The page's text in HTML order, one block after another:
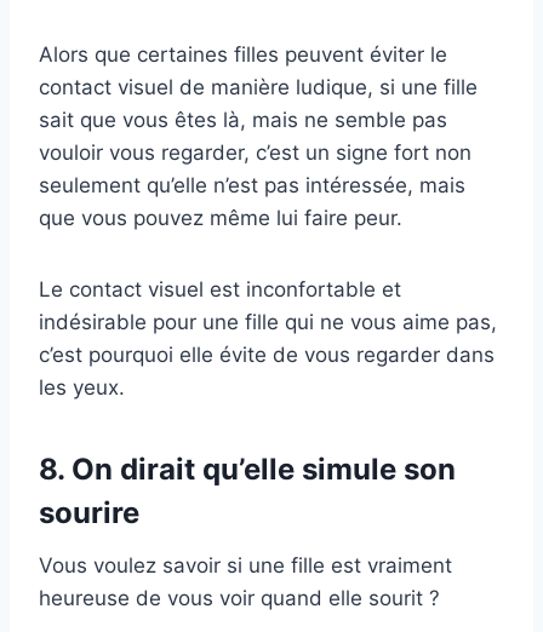
Alors que certaines filles peuvent éviter le
contact visuel de manière ludique, si une fille
sait que vous êtes là, mais ne semble pas
vouloir vous regarder, c’est un signe fort non
seulement qu’elle n’est pas intéressée, mais
que vous pouvez même lui faire peur.
Le contact visuel est inconfortable et
indésirable pour une fille qui ne vous aime pas,
c’est pourquoi elle évite de vous regarder dans
les yeux.
8. On dirait qu’elle simule son
sourire
Vous voulez savoir si une fille est vraiment
heureuse de vous voir quand elle sourit ?